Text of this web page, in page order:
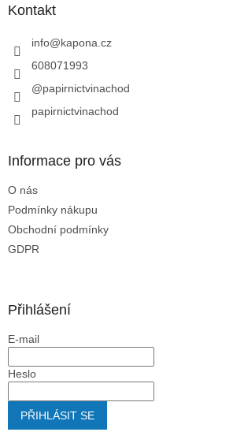
Kontakt
info@kapona.cz
608071993
@papirnictvinachod
papirnictvinachod
Informace pro vás
O nás
Podmínky nákupu
Obchodní podmínky
GDPR
Přihlášení
E-mail
Heslo
PŘIHLÁSIT SE